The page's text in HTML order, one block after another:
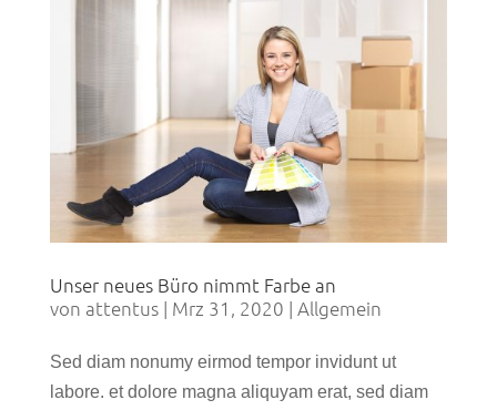
Unser neues Büro nimmt Farbe an
von attentus| Mrz 31, 2020 | Allgemein
Sed diam nonumy eirmod tempor invidunt ut
labore. et dolore magna aliquyam erat, sed diam